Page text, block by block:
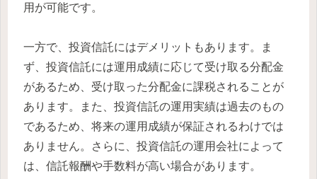
用が可能です。
一方で、投資信託にはデメリットもあります。ま
ず、投資信託には運用成績に応じて受け取る分配金
があるため、受け取った分配金に課税されることが
あります。また、投資信託の運用実績は過去のもの
であるため、将来の運用成績が保証されるわけでは
ありません。さらに、投資信託の運用会社によって
は、信託報酬や手数料が高い場合があります。